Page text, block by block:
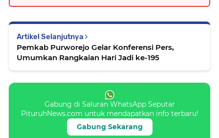
Artikel Selanjutnya
Pemkab Purworejo Gelar Konferensi Pers,
Umumkan Rangkaian Hari Jadi ke-195
Gabung di Saluran WhatsApp Seputar
PituruhNews.com untuk mendapatkan info terbaru!
Gabung Sekarang